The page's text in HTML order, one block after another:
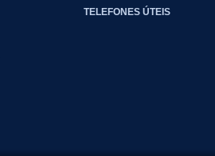
TELEFONES ÚTEIS